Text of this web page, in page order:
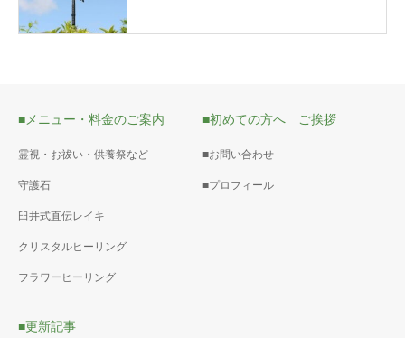
■メニュー・料金のご案内
霊視・お祓い・供養祭など
守護石
臼井式直伝レイキ
クリスタルヒーリング
フラワーヒーリング
■初めての方へ ご挨拶
■お問い合わせ
■プロフィール
■更新記事